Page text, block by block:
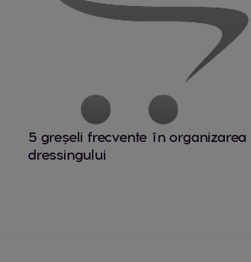
5 greșeli frecvente în organizarea
dressingului